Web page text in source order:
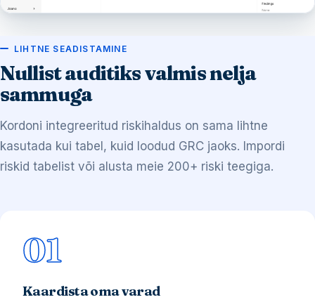
LIHTNE SEADISTAMINE
Nullist auditiks valmis nelja
sammuga
Kordoni integreeritud riskihaldus on sama lihtne
kasutada kui tabel, kuid loodud GRC jaoks. Impordi
riskid tabelist või alusta meie 200+ riski teegiga.
01
Kaardista oma varad